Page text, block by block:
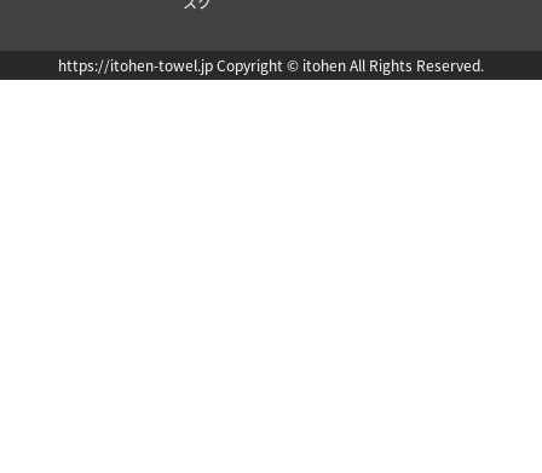
https://itohen-towel.jp Copyright © itohen All Rights Reserved.